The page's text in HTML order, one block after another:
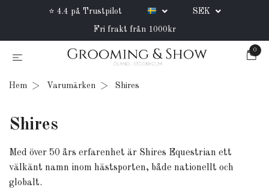
⭐ 4.4 på Trustpilot SEK
Fri frakt från 1000kr
0
Hem Varumärken Shires
Shires
Med över 50 års erfarenhet är Shires Equestrian ett
välkänt namn inom hästsporten, både nationellt och
globalt.